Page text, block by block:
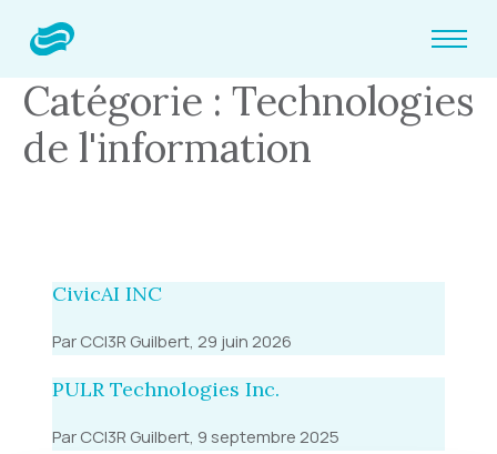
Catégorie : Technologies
de l'information
CivicAI INC
Par CCI3R Guilbert, 29 juin 2026
PULR Technologies Inc.
Par CCI3R Guilbert, 9 septembre 2025